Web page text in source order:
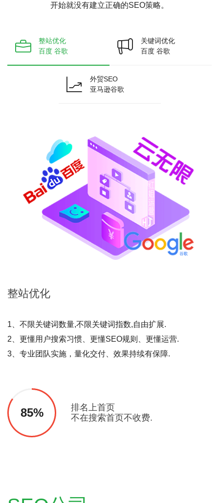
开始就没有建立正确的SEO策略。
整站优化
百度 谷歌
关键词优化
百度 谷歌
外贸SEO
亚马逊谷歌
整站优化
1、不限关键词数量,不限关键词指数,自由扩展.
2、更懂用户搜索习惯、更懂SEO规则、更懂运营.
3、专业团队实施，量化交付、效果持续有保障.
85%
排名上首页
不在搜索首页不收费.